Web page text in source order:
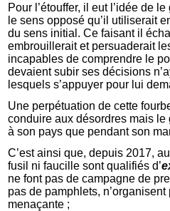
Pour l’étouffer, il eut l’idée de
le sens opposé qu’il utiliserait
du sens initial. Ce faisant il
embrouillerait et persuaderait
incapables de comprendre le
devaient subir ses décisions
lesquels s’appuyer pour lui
Une perpétuation de cette
conduire aux désordres mais le
à son pays que pendant son
C’est ainsi que, depuis 2017,
fusil ni faucille sont qualifiés d’
ne font pas de campagne de
pas de pamphlets,
menaçante ;